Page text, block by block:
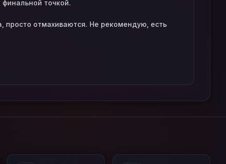
точкой.
просто отмахиваются. Не рекомендую, есть